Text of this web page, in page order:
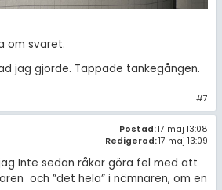
om svaret.
jag gjorde. Tappade tankegången.
#7
Postad:17 maj 13:08
Redigerad:17 maj 13:09
Inte sedan råkar göra fel med att
och ”det hela” i nämnaren, om en